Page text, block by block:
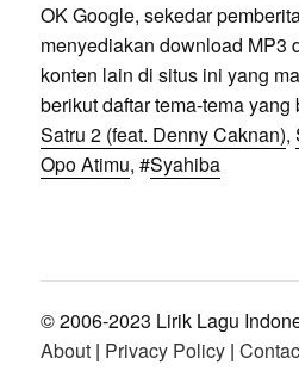
OK Google, sekedar
menyediakan download MP3
konten lain di situs ini yang
berikut daftar tema-tema yang
Satru 2 (feat. Denny Caknan),
Opo Atimu, #Syahiba
© 2006-2023 Lirik Lagu
About| Privacy Policy|